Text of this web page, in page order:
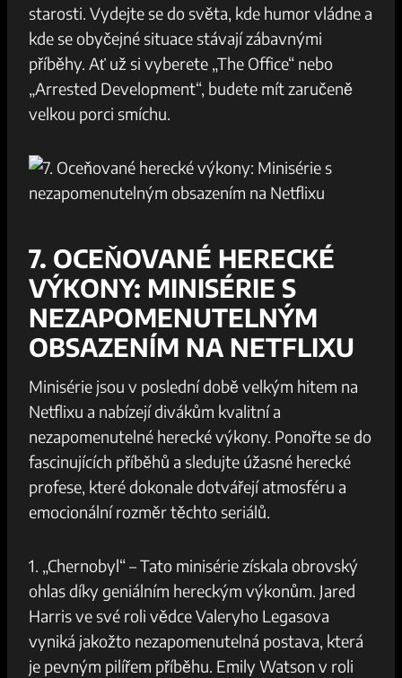
starosti. Vydejte se do světa, kde humor vládne a
kde se obyčejné situace stávají zábavnými
příběhy. Ať už si vyberete „The Office“ nebo
„Arrested Development“, budete mít zaručeně
velkou porci smíchu.
7. OCEŇOVANÉ HERECKÉ
VÝKONY: MINISÉRIE S
NEZAPOMENUTELNÝM
OBSAZENÍM NA NETFLIXU
Minisérie jsou v poslední době velkým hitem na
Netflixu a nabízejí divákům kvalitní a
nezapomenutelné herecké výkony. Ponořte se do
fascinujících příběhů a sledujte úžasné herecké
profese, které dokonale dotvářejí atmosféru a
emocionální rozměr těchto seriálů.
1. „Chernobyl“ – Tato minisérie získala obrovský
ohlas díky geniálním hereckým výkonům. Jared
Harris ve své roli vědce Valeryho Legasova
vyniká jakožto nezapomenutelná postava, která
je pevným pilířem příběhu. Emily Watson v roli